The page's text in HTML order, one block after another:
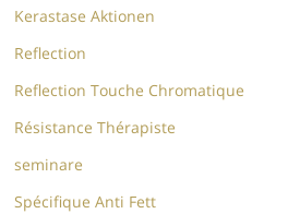
Kerastase Aktionen
Reflection
Reflection Touche Chromatique
Résistance Thérapiste
seminare
Spécifique Anti Fett